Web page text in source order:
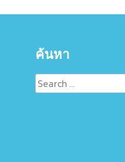
ค้นหา
Search
for: